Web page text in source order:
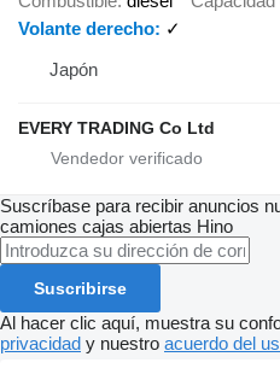
Volante derecho
✓
Japón
EVERY TRADING Co Ltd
Suscríbase para recibir anuncios
camiones cajas abiertas Hino
Suscribirse
Al hacer clic aquí, muestra su
privacidad y nuestro acuerdo del